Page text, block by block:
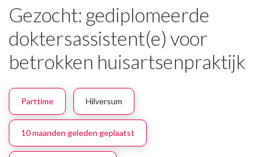
Gezocht: gediplomeerde
doktersassistent(e) voor
betrokken huisartsenpraktijk
Parttime Hilversum
10 maanden geleden geplaatst